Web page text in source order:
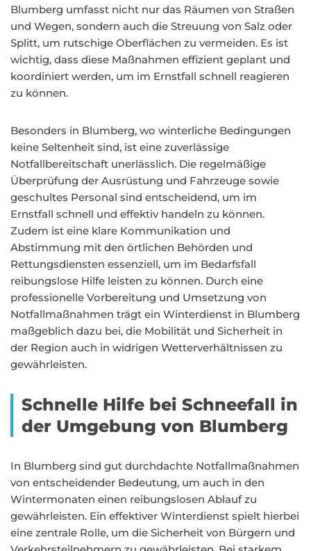
Blumberg umfasst nicht nur das Räumen von Straßen
und Wegen, sondern auch die Streuung von Salz oder
Splitt, um rutschige Oberflächen zu vermeiden. Es ist
wichtig, dass diese Maßnahmen effizient geplant und
koordiniert werden, um im Ernstfall schnell reagieren
zu können.
Besonders in Blumberg, wo winterliche Bedingungen
keine Seltenheit sind, ist eine zuverlässige
Notfallbereitschaft unerlässlich. Die regelmäßige
Überprüfung der Ausrüstung und Fahrzeuge sowie
geschultes Personal sind entscheidend, um im
Ernstfall schnell und effektiv handeln zu können.
Zudem ist eine klare Kommunikation und
Abstimmung mit den örtlichen Behörden und
Rettungsdiensten essenziell, um im Bedarfsfall
reibungslose Hilfe leisten zu können. Durch eine
professionelle Vorbereitung und Umsetzung von
Notfallmaßnahmen trägt ein Winterdienst in Blumberg
maßgeblich dazu bei, die Mobilität und Sicherheit in
der Region auch in widrigen Wetterverhältnissen zu
gewährleisten.
Schnelle Hilfe bei Schneefall in
der Umgebung von Blumberg
In Blumberg sind gut durchdachte Notfallmaßnahmen
von entscheidender Bedeutung, um auch in den
Wintermonaten einen reibungslosen Ablauf zu
gewährleisten. Ein effektiver Winterdienst spielt hierbei
eine zentrale Rolle, um die Sicherheit von Bürgern und